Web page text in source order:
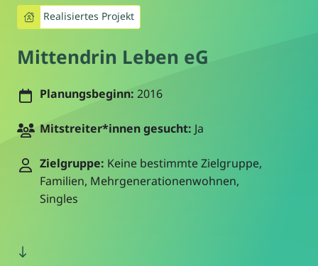
Realisiertes Projekt
Mittendrin Leben eG
Planungsbeginn: 2016
Mitstreiter*innen gesucht: Ja
Zielgruppe: Keine bestimmte Zielgruppe,
Familien, Mehrgenerationenwohnen,
Singles